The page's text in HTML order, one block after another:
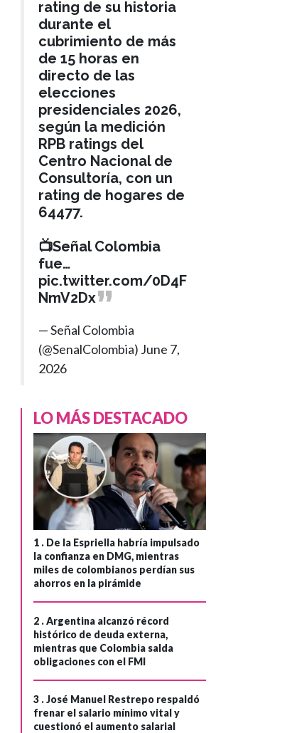
rating de su historia
durante el
cubrimiento de más
de 15 horas en
directo de las
elecciones
presidenciales 2026,
según la medición
RPB ratings del
Centro Nacional de
Consultoría, con un
rating de hogares de
64477.
📺Señal Colombia
fue…
pic.twitter.com/0D4F
NmV2Dx
— Señal Colombia
(@SenalColombia) June 7,
2026
LO MÁS DESTACADO
1 . De la Espriella habría impulsado
la confianza en DMG, mientras
miles de colombianos perdían sus
ahorros en la pirámide
2 .Argentina alcanzó récord
histórico de deuda externa,
mientras que Colombia salda
obligaciones con el FMI
3 .José Manuel Restrepo respaldó
frenar el salario mínimo vital y
cuestionó el aumento salarial